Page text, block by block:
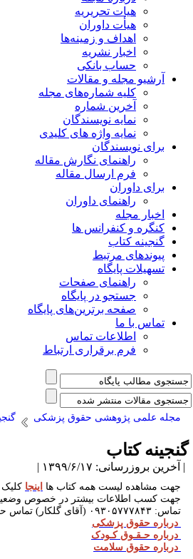
هیات تحریریه
هیأت داوران
اهداف و زمینه‌ها
اخبار نشریه
حساب بانکی
آرشیو مجله و مقالات
کلیه شماره‌های مجله
آخرین شماره
نمایه نویسندگان
نمایه واژه های کلیدی
برای نویسندگان
راهنمای نگارش مقاله
فرم ارسال مقاله
برای داوران
راهنمای داوران
اخبار مجله
کنگره و کنفرانس ها
گنجینه کتاب
پیوندهای مرتبط
تسهیلات پایگاه
راهنمای صفحات
جستجو در پایگاه
صفحه برترین‌های پایگاه
تماس با ما
اطلاعات تماس
فرم برقراری ارتباط
مجله علمی پژوهشی حقوق پزشکی
کتاب
بروزرسانی: ۱۳۹۹/۶/۱۷ |
جهت مشاهده لیست همه کتاب هااینجا کلیک
جهت کسب اطلاعات بیشتر در خصوص
ماس: ۰۹۳۰۵۷۷۷۸۴۳ (آقای گلکار) تماس
درباره حقوق پزشکی
درباره حـقـوق کـودک
درباره حقوق سلامت